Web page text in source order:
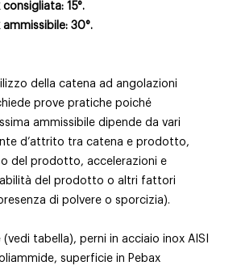
15°.
ammissibile: 30°.
della catena ad angolazioni
prove pratiche poiché
ammissibile dipende da vari
d’attrito tra catena e prodotto,
del prodotto, accelerazioni e
del prodotto o altri fattori
di polvere o sporcizia).
(vedi tabella), perni in acciaio inox AISI
superficie in Pebax